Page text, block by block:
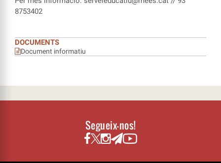
8753402
DOCUMENTS
Document informatiu
Segueix-nos!